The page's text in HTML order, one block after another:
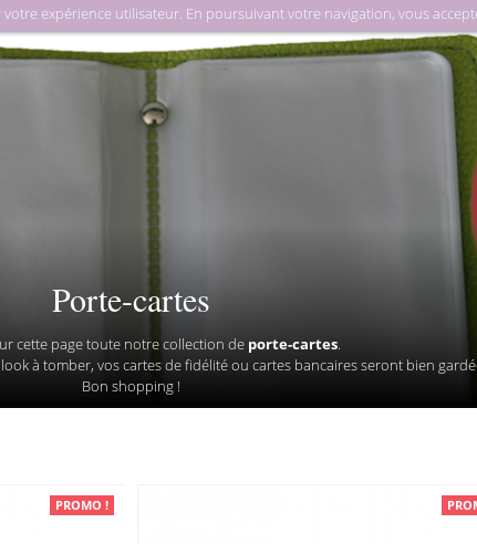
expérience utilisateur. En poursuivant votre navigation, vous
Porte-cartes
cette page toute notre collection de porte-cartes.
à tomber, vos cartes de fidélité ou cartes bancaires seront bien
Bon shopping !
PROMO !